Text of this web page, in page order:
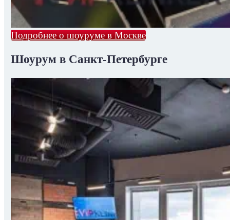
Подробнее о шоуруме в Москве
Шоурум в Санкт-Петербурге